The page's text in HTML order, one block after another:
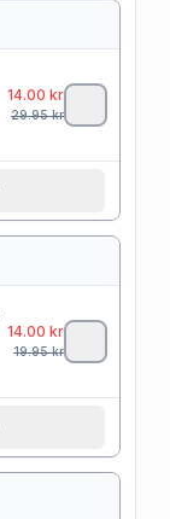
14.00 kr
29.95kr
14.00 kr
19.95kr